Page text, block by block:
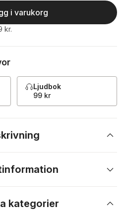
i varukorg
kr.
Ljudbok
99 kr
kategorier